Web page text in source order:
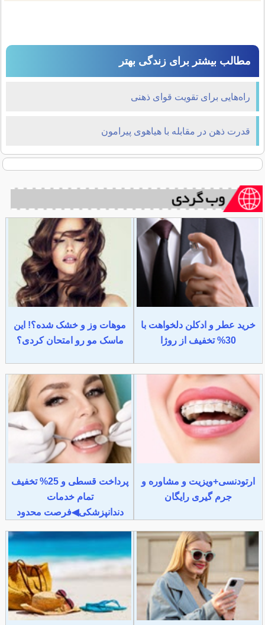
مطالب بیشتر برای زندگی بهتر
راه‌هایی برای تقویت قوای ذهنی
قدرت ذهن در مقابله با هیاهوی پیرامون
خرید عطر و ادکلن دلخواهت با
30% تخفیف از روژا
موهات وز و خشک شده؟! این
ماسک مو رو امتحان کردی؟
ارتودنسی+ویزیت و مشاوره و
جرم گیری رایگان
پرداخت قسطی و 25% تخفیف
تمام خدمات
دندانپزشکی◀فرصت محدود